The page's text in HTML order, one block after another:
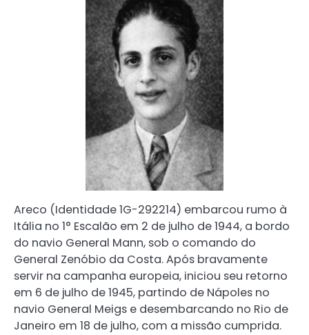
Areco (Identidade 1G-292214) embarcou rumo à
Itália no 1° Escalão em 2 de julho de 1944, a bordo
do navio General Mann, sob o comando do
General Zenóbio da Costa. Após bravamente
servir na campanha europeia, iniciou seu retorno
em 6 de julho de 1945, partindo de Nápoles no
navio General Meigs e desembarcando no Rio de
Janeiro em 18 de julho, com a missão cumprida.